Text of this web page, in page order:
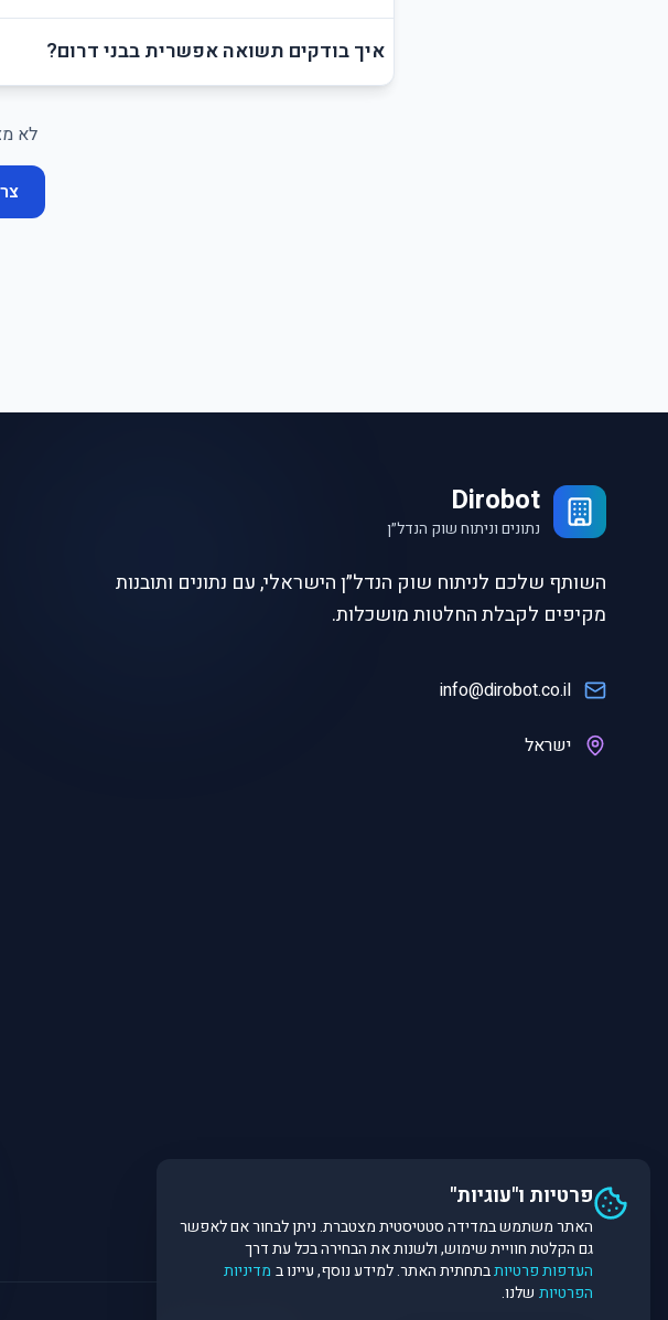
איך בודקים תשואה אפשרית בבני דרום?
לא
Dirobot
נתונים וניתוח שוק הנדל״ן
השותף שלכם לניתוח שוק הנדל״ן הישראלי, עם נתונים ותובנות
מקיפים לקבלת החלטות מושכלות.
info@dirobot.co.il
ישראל
פרטיות ו"עוגיות"
האתר משתמש במדידה סטטיסטית מצטברת. ניתן לבחור אם לאפשר
גם הקלטת חוויית שימוש, ולשנות את הבחירה בכל עת דרך
העדפות פרטיותבתחתית האתר. למידע נוסף, עיינו ב מדיניות
הפרטיות שלנו.